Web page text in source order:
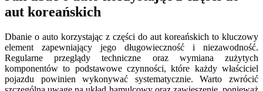
aut koreańskich
Dbanie o auto korzystając z części do aut koreańskich to kluczowy
element zapewniający jego długowieczność i niezawodność.
Regularne przeglądy techniczne oraz wymiana zużytych
komponentów to podstawowe czynności, które każdy właściciel
pojazdu powinien wykonywać systematycznie. Warto zwrócić